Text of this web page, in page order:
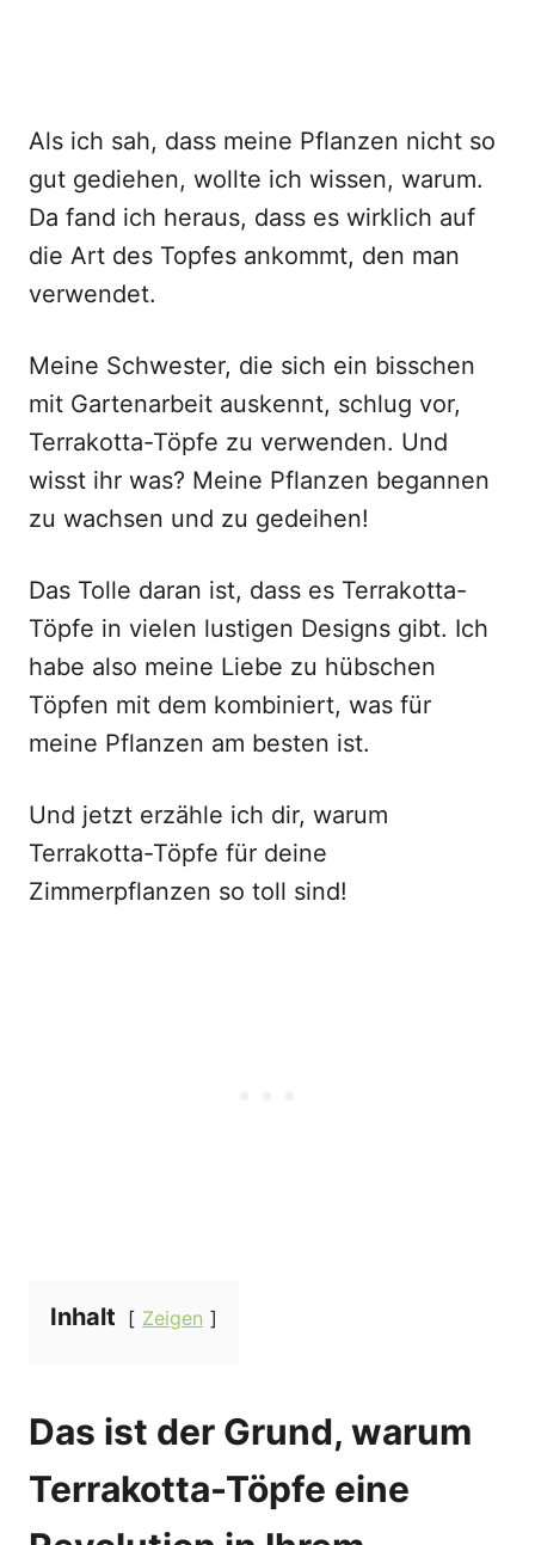
Als ich sah, dass meine Pflanzen nicht so
gut gediehen, wollte ich wissen, warum.
Da fand ich heraus, dass es wirklich auf
die Art des Topfes ankommt, den man
verwendet.
Meine Schwester, die sich ein bisschen
mit Gartenarbeit auskennt, schlug vor,
Terrakotta-Töpfe zu verwenden. Und
wisst ihr was? Meine Pflanzen begannen
zu wachsen und zu gedeihen!
Das Tolle daran ist, dass es Terrakotta-
Töpfe in vielen lustigen Designs gibt. Ich
habe also meine Liebe zu hübschen
Töpfen mit dem kombiniert, was für
meine Pflanzen am besten ist.
Und jetzt erzähle ich dir, warum
Terrakotta-Töpfe für deine
Zimmerpflanzen so toll sind!
Inhalt Zeigen
Das ist der Grund, warum
Terrakotta-Töpfe eine